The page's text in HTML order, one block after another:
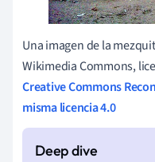
Una imagen de la
Wikimedia Commons,
Creative Commons
misma licencia 4.0